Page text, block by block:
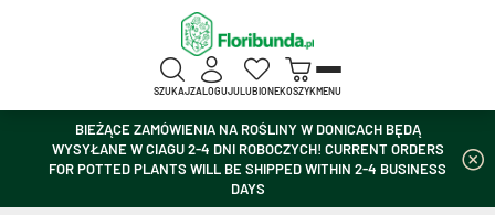
BIEŻĄCE ZAMÓWIENIA NA ROŚLINY W DONICACH BĘDĄ
WYSYŁANE W CIAGU 2-4 DNI ROBOCZYCH! CURRENT ORDERS
FOR POTTED PLANTS WILL BE SHIPPED WITHIN 2-4 BUSINESS
DAYS
SZUKAJZALOGUJULUBIONEKOSZYKMENU